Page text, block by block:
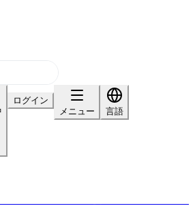
ログイン
メニュー
言語